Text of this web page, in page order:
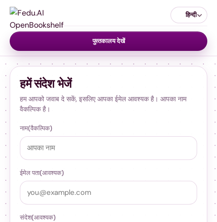
हिन्दी
पुस्तकालय देखें
हमें संदेश भेजें
हम आपको जवाब दे सकें, इसलिए आपका ईमेल आवश्यक है। आपका नाम
वैकल्पिक है।
नाम(वैकल्पिक)
ईमेल पता(आवश्यक)
संदेश(आवश्यक)